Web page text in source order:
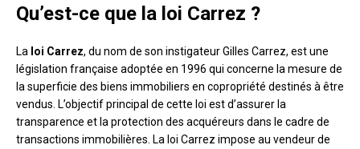
Qu’est-ce que la loi Carrez ?
La loi Carrez, du nom de son instigateur Gilles Carrez, est une
législation française adoptée en 1996 qui concerne la mesure de
la superficie des biens immobiliers en copropriété destinés à être
vendus. L’objectif principal de cette loi est d’assurer la
transparence et la protection des acquéreurs dans le cadre de
transactions immobilières. La loi Carrez impose au vendeur de